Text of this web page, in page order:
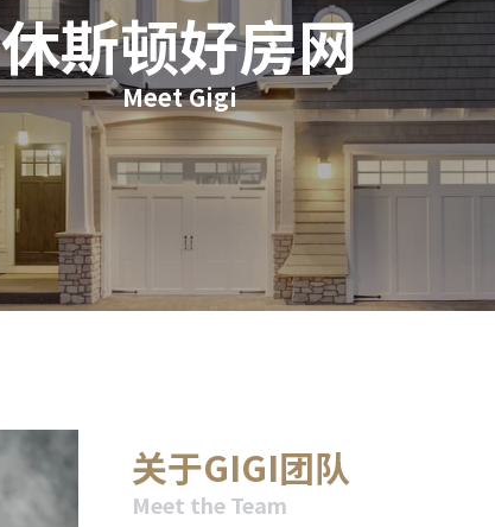
休斯顿好房网
Meet Gigi
关于GIGI团队
Meet the Team